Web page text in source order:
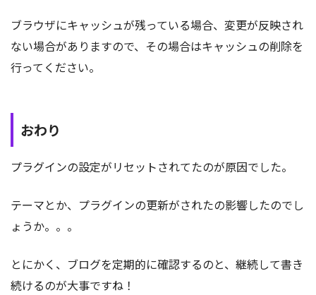
ブラウザにキャッシュが残っている場合、変更が反映され
ない場合がありますので、その場合はキャッシュの削除を
行ってください。
おわり
プラグインの設定がリセットされてたのが原因でした。
テーマとか、プラグインの更新がされたの影響したのでし
ょうか。。。
とにかく、ブログを定期的に確認するのと、継続して書き
続けるのが大事ですね！